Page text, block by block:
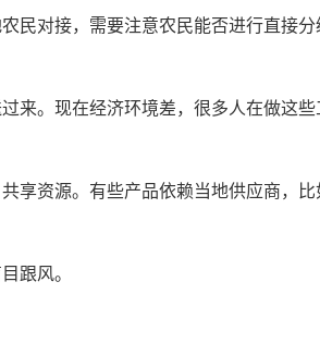
民对接，需要注意农民能否进行直接分
来。现在经济环境差，很多人在做这些
享资源。有些产品依赖当地供应商，比
跟风。